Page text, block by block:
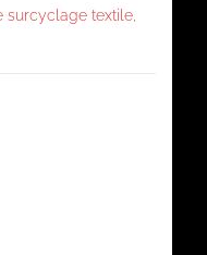
surcyclage textile